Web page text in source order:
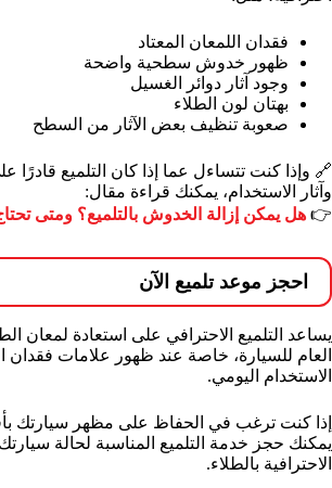
فقدان اللمعان المعتاد
ظهور خدوش سطحية واضحة
وجود آثار دوائر الغسيل
بهتان لون الطلاء
صعوبة تنظيف بعض الآثار من السطح
🔗 وإذا كنت تتساءل عما إذا كان التلميع
وآثار الاستخدام، يمكنك قراءة مقال:
👉 هل يمكن إزالة الخدوش بالتلميع؟ ومتى
احجز موعد تلميع الآن
يساعد التلميع الاحترافي على استعادة لمعان
العام للسيارة، خاصة عند ظهور علامات فقدان
الاستخدام اليومي.
إذا كنت ترغب في الحفاظ على مظهر سيارتك
يمكنك حجز خدمة التلميع المناسبة لحالة سيارتك
الاحترافية بالطلاء.